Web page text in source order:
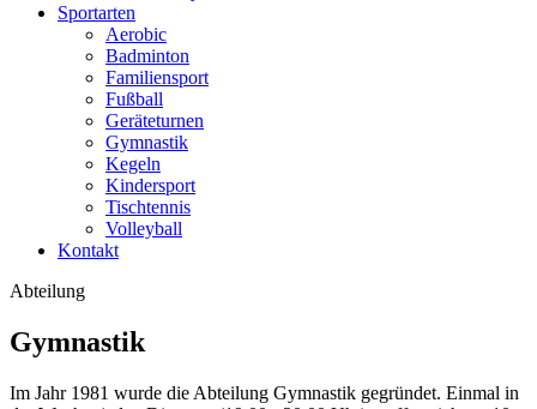
Sportarten
Aerobic
Badminton
Familiensport
Fußball
Geräteturnen
Gymnastik
Kegeln
Kindersport
Tischtennis
Volleyball
Kontakt
Abteilung
Gymnastik
Im Jahr 1981 wurde die Abteilung Gymnastik gegründet. Einmal in